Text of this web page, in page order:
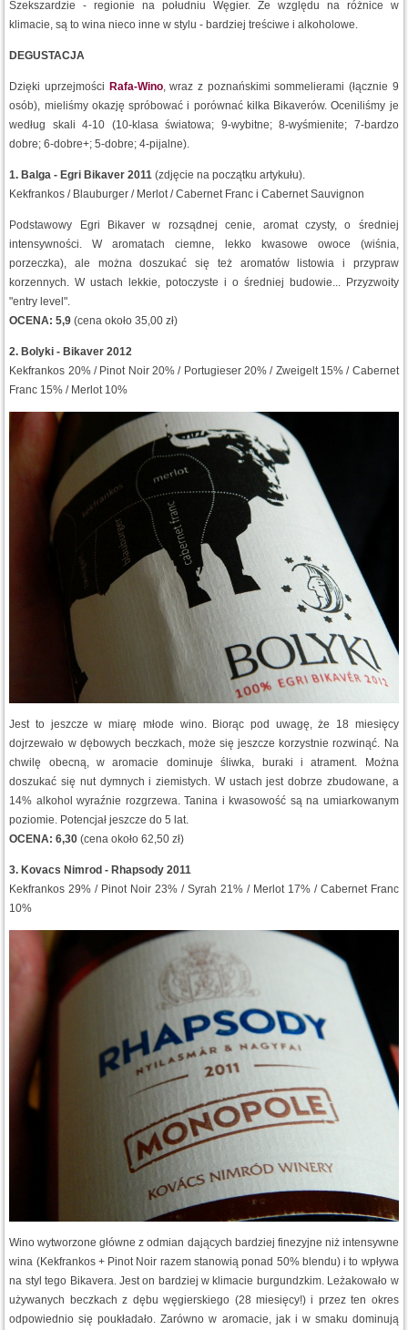
Szekszardzie - regionie na południu Węgier. Ze względu na różnice w
klimacie, są to wina nieco inne w stylu - bardziej treściwe i alkoholowe.
DEGUSTACJA
Dzięki uprzejmości Rafa-Wino, wraz z poznańskimi sommelierami (łącznie 9
osób), mieliśmy okazję spróbować i porównać kilka Bikaverów. Oceniliśmy je
według skali 4-10 (10-klasa światowa; 9-wybitne; 8-wyśmienite; 7-bardzo
dobre; 6-dobre+; 5-dobre; 4-pijalne).
1. Balga - Egri Bikaver 2011 (zdjęcie na początku artykułu).
Kekfrankos / Blauburger / Merlot / Cabernet Franc i Cabernet Sauvignon
Podstawowy Egri Bikaver w rozsądnej cenie, aromat czysty, o średniej
intensywności. W aromatach ciemne, lekko kwasowe owoce (wiśnia,
porzeczka), ale można doszukać się też aromatów listowia i przypraw
korzennych. W ustach lekkie, potoczyste i o średniej budowie... Przyzwoity
"entry level".
OCENA: 5,9 (cena około 35,00 zł)
2. Bolyki - Bikaver 2012
Kekfrankos 20% / Pinot Noir 20% / Portugieser 20% / Zweigelt 15% / Cabernet
Franc 15% / Merlot 10%
Jest to jeszcze w miarę młode wino. Biorąc pod uwagę, że 18 miesięcy
dojrzewało w dębowych beczkach, może się jeszcze korzystnie rozwinąć. Na
chwilę obecną, w aromacie dominuje śliwka, buraki i atrament. Można
doszukać się nut dymnych i ziemistych. W ustach jest dobrze zbudowane, a
14% alkohol wyraźnie rozgrzewa. Tanina i kwasowość są na umiarkowanym
poziomie. Potencjał jeszcze do 5 lat.
OCENA: 6,30 (cena około 62,50 zł)
3. Kovacs Nimrod - Rhapsody 2011
Kekfrankos 29% / Pinot Noir 23% / Syrah 21% / Merlot 17% / Cabernet Franc
10%
Wino wytworzone główne z odmian dających bardziej finezyjne niż intensywne
wina (Kekfrankos + Pinot Noir razem stanowią ponad 50% blendu) i to wpływa
na styl tego Bikavera. Jest on bardziej w klimacie burgundzkim. Leżakowało w
używanych beczkach z dębu węgierskiego (28 miesięcy!) i przez ten okres
odpowiednio się poukładało. Zarówno w aromacie, jak i w smaku dominują